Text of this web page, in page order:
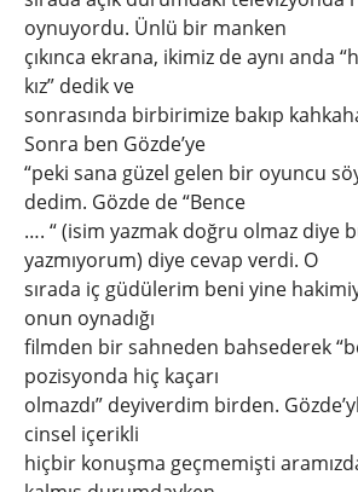
oynuyordu. Ünlü bir manken
çıkınca ekrana, ikimiz de aynı anda
kız” dedik ve
sonrasında birbirimize bakıp
Sonra ben Gözde’ye
“peki sana güzel gelen bir oyuncu
dedim. Gözde de “Bence
…. “ (isim yazmak doğru olmaz diye
yazmıyorum) diye cevap verdi. O
sırada iç güdülerim beni yine
onun oynadığı
filmden bir sahneden bahsederek
pozisyonda hiç kaçarı
olmazdı” deyiverdim birden.
cinsel içerikli
hiçbir konuşma geçmemişti